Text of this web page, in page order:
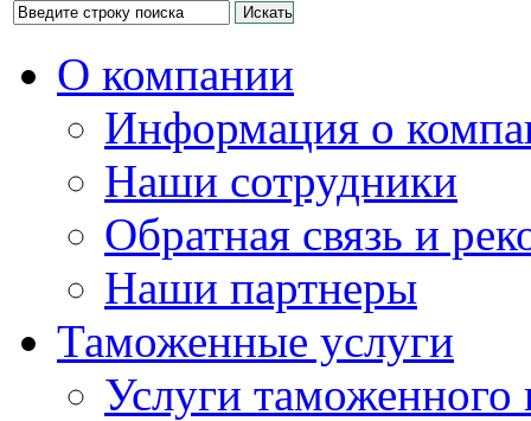
О компании
Информация о
Наши сотрудники
Обратная связь и
Наши партнеры
Таможенные услуги
Услуги таможенного